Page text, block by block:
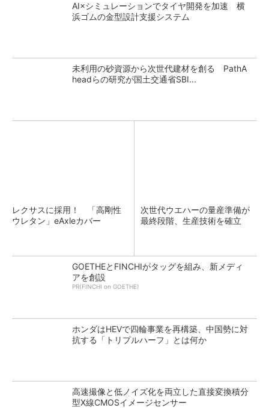
AI×シミュレーションでタイヤ開発を加速 横
浜ゴムの金型設計支援システム
未利用の砂資源から次世代建材を創る PathA
headらの研究が国土交通省SBI...
レクサスに採用！ 「高剛性
ウレタン」eAxleカバー
次世代ウエハーの量産準備が
最終段階、生産技術を確立
GOETHEとFINCHIがタッグを組み、新メディ
アを創設
PR(FINCHI on GOETHE)
ホンダはHEVで四輪事業を再構築、中国勢に対
抗する「トリプルハーフ」とは何か
高速撮像と低ノイズ化を両立した直接変換積分
型X線CMOSイメージセンサー